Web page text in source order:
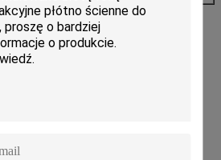
autorstwa Vincenta Van
i wyglądają bardzo wyraziście.
publiczność prostą mocą.
tak, aby obejmowała nie
także unikalne zakątki ulic
słonecznika autorstwa